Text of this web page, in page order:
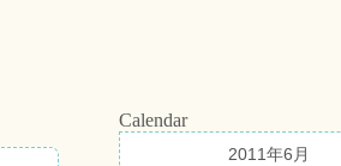
Calendar
2011年6月